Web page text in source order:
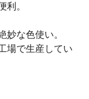
利。
妙な色使い。
場で生産してい